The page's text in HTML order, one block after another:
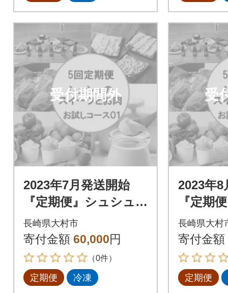
受付期間外
2023年7月発送開始
『定期便』シュシュ
のお試しスイーツと
お肉のコース01 全5
回
長崎県大村市
寄付金額 60,000円
（0件）
定期便 冷凍
受
2023年8
『定期
のお試
お肉の
回
長崎県大村
寄付金額
定期便